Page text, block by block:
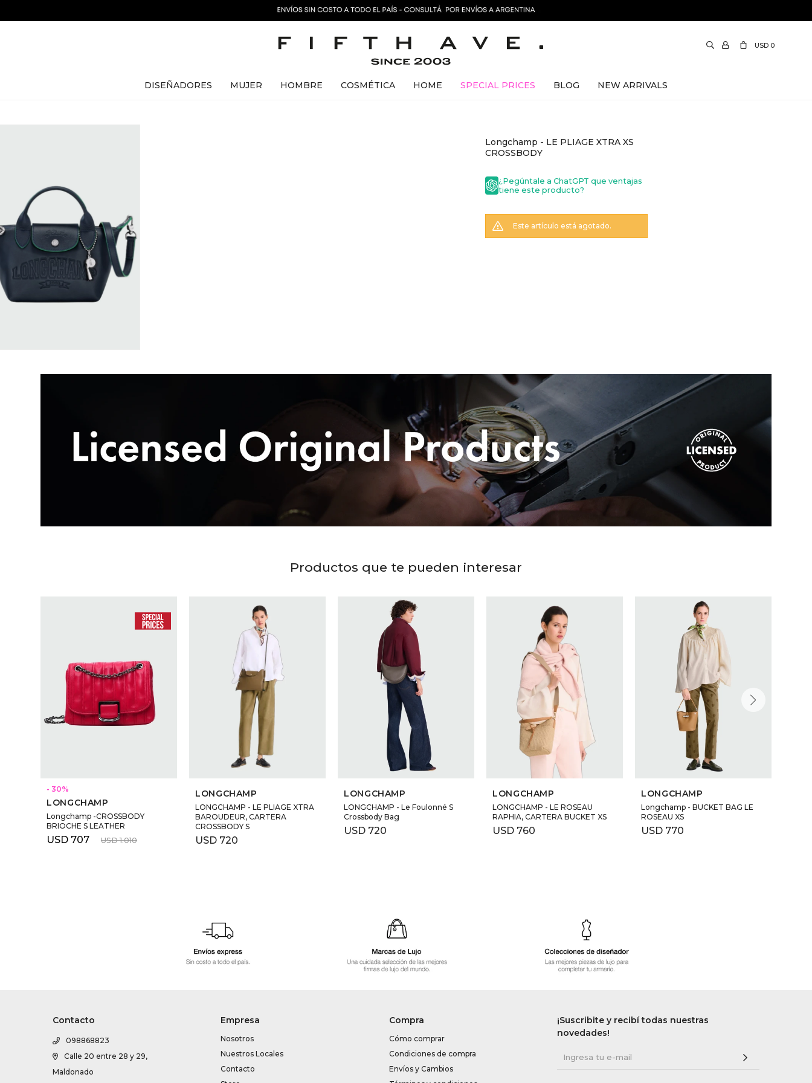
DISEÑADORES MUJER HOMBRE COSMÉTICA HOME SPECIAL PRICES BLOG NEW ARRIVALS
USD 0
Longchamp - LE PLIAGE XTRA XS
CROSSBODY
¿Pegúntale a ChatGPT que ventajas
tiene este producto?
Este artículo está agotado.
Productos que te pueden interesar
30
LONGCHAMP
Longchamp -CROSSBODY
BRIOCHE S LEATHER
USD 707 USD 1.010
LONGCHAMP
LONGCHAMP - LE PLIAGE XTRA
BAROUDEUR, CARTERA
CROSSBODY S
USD 720
LONGCHAMP
LONGCHAMP - Le Foulonné S
Crossbody Bag
USD 720
LONGCHAMP
LONGCHAMP - LE ROSEAU
RAPHIA, CARTERA BUCKET XS
USD 760
LONGCHAMP
Longchamp - BUCKET BAG LE
ROSEAU XS
USD 770
Contacto
098868823
Calle 20 entre 28 y 29,
Maldonado
Empresa
Nosotros
Nuestros Locales
Contacto
Compra
Cómo comprar
Condiciones de compra
Envíos y Cambios
¡Suscribite y recibí todas nuestras
novedades!